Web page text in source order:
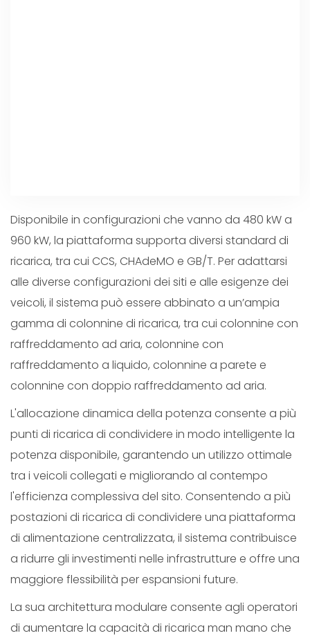
Disponibile in configurazioni che vanno da 480 kW a
960 kW, la piattaforma supporta diversi standard di
ricarica, tra cui CCS, CHAdeMO e GB/T. Per adattarsi
alle diverse configurazioni dei siti e alle esigenze dei
veicoli, il sistema può essere abbinato a un’ampia
gamma di colonnine di ricarica, tra cui colonnine con
raffreddamento ad aria, colonnine con
raffreddamento a liquido, colonnine a parete e
colonnine con doppio raffreddamento ad aria.
L'allocazione dinamica della potenza consente a più
punti di ricarica di condividere in modo intelligente la
potenza disponibile, garantendo un utilizzo ottimale
tra i veicoli collegati e migliorando al contempo
l'efficienza complessiva del sito. Consentendo a più
postazioni di ricarica di condividere una piattaforma
di alimentazione centralizzata, il sistema contribuisce
a ridurre gli investimenti nelle infrastrutture e offre una
maggiore flessibilità per espansioni future.
La sua architettura modulare consente agli operatori
di aumentare la capacità di ricarica man mano che